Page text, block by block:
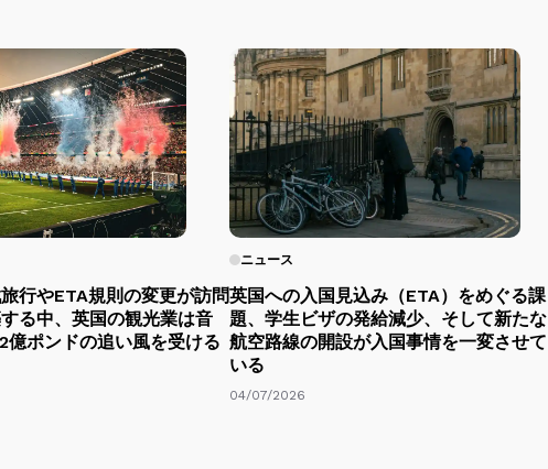
行やETA規則の変更が訪問
る中、英国の観光業は音
億ポンドの追い風を受ける
ニュース
英国への入国見込み（ETA）をめぐる課
題、学生ビザの発給減少、そして新たな
航空路線の開設が入国事情を一変させて
いる
04/07/2026